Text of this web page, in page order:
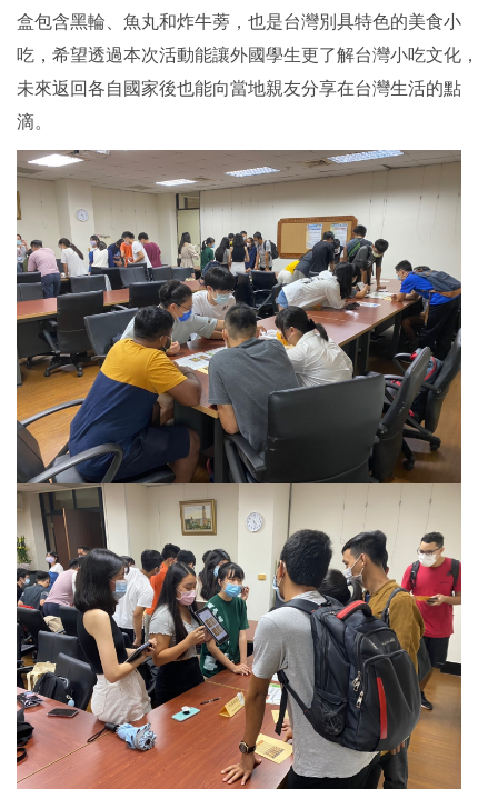
盒包含黑輪、魚丸和炸牛蒡，也是台灣別具特色的美食小
吃，希望透過本次活動能讓外國學生更了解台灣小吃文化，
未來返回各自國家後也能向當地親友分享在台灣生活的點
滴。